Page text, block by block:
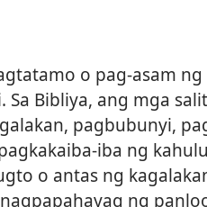
o pag-asam
Bibliya, ang mga
pagbubunyi,
iba ng
o antas ng
ng